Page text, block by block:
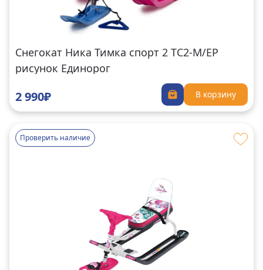
Снегокат Ника Тимка спорт 2 ТС2-М/ЕР
рисунок Единорог
2 990₽ В корзину
Проверить наличие